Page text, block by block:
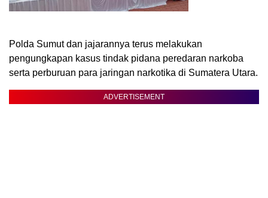
Polda Sumut dan jajarannya terus melakukan
pengungkapan kasus tindak pidana peredaran narkoba
serta perburuan para jaringan narkotika di Sumatera Utara.
ADVERTISEMENT